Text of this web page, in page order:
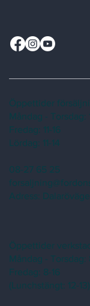
Öppettider
Måndag - Torsdag:
Fredag: 11-16
Lördag: 11-14
08-27 65 25
Adress:
Öppettider
Måndag - Torsdag:
Fredag: 8-16
(Lunchstängt: 12-13)